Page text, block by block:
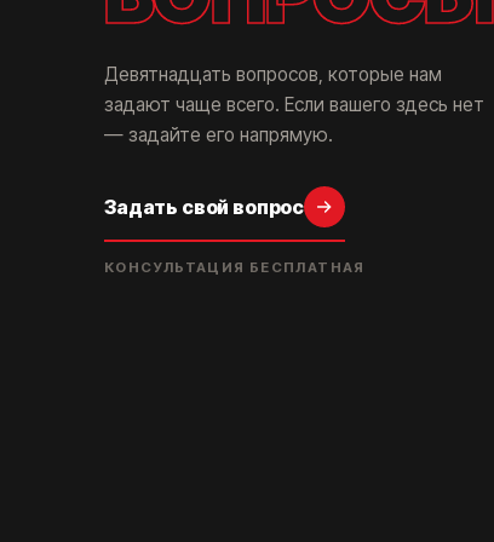
Девятнадцать вопросов, которые нам
задают чаще всего. Если вашего здесь нет
— задайте его напрямую.
Задать свой вопрос
КОНСУЛЬТАЦИЯ БЕСПЛАТНАЯ